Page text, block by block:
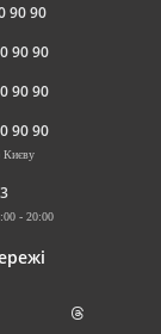
90 90
90 90
90 90
90 90
Києву
- 20:00